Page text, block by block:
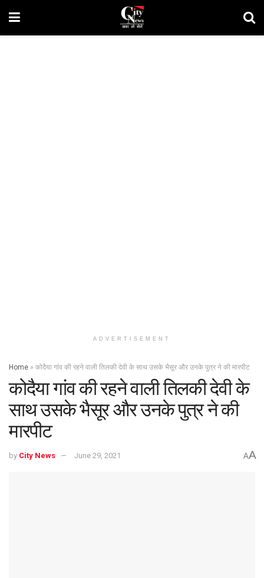
ADVERTISEMENT
Home » कोदैया गांव की रहने वाली तिलकी देवी के साथ उसके भैसूर और उनके पुत्र ने की मारपीट
कोदैया गांव की रहने वाली तिलकी देवी के
साथ उसके भैसूर और उनके पुत्र ने की
मारपीट
by City News June 29, 2021 AA